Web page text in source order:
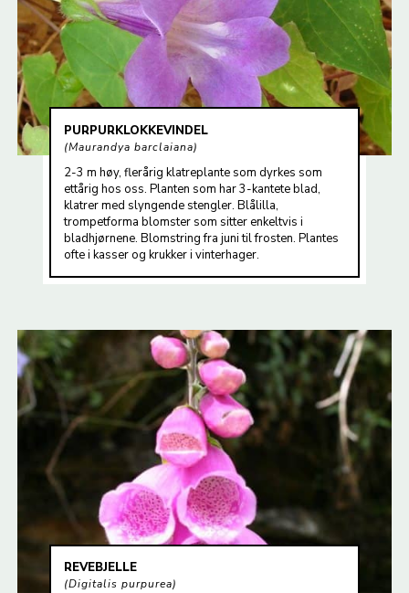
KONTAKT
PURPURKLOKKEVINDEL
Maurandya barclaiana
2-3 m høy, flerårig klatreplante som dyrkes som
ettårig hos oss. Planten som har 3-kantete blad,
klatrer med slyngende stengler. Blålilla,
trompetforma blomster som sitter enkeltvis i
bladhjørnene. Blomstring fra juni til frosten. Plantes
ofte i kasser og krukker i vinterhager.
REVEBJELLE
Digitalis purpurea